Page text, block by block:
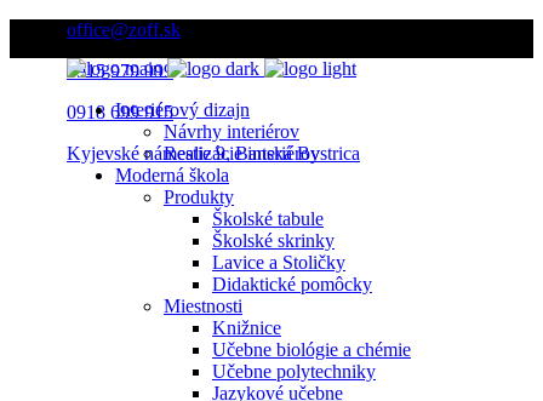
office@zoff.sk
0915 979 999
0918 699 915
Kyjevské námestie 9, Banská Bystrica
Interiérový dizajn
Návrhy interiérov
Realizácie interiérov
Moderná škola
Produkty
Školské tabule
Školské skrinky
Lavice a Stoličky
Didaktické pomôcky
Miestnosti
Knižnice
Učebne biológie a chémie
Učebne polytechniky
Jazykové učebne